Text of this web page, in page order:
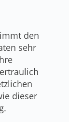
den
sehr
dieser